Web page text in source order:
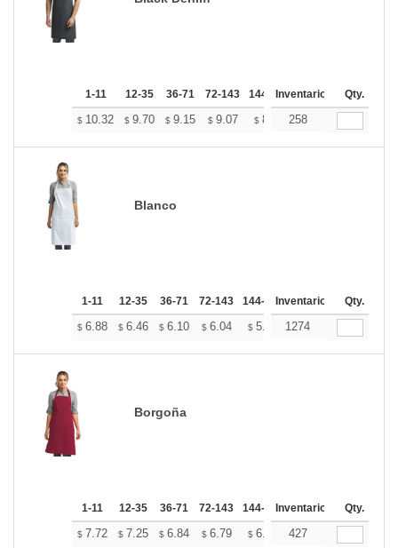
1-11 12-35 36-71 72-143 144-287 288 + Más
Inventario Qty.
$ 10.32 $ 9.70 $ 9.15 $ 9.07 $ 8.91 $
258
Blanco
1-11 12-35 36-71 72-143 144-287 288 + Más
Inventario Qty.
$ 6.88 $ 6.46 $ 6.10 $ 6.04 $ 5.94 $5.89
1274
Borgoña
1-11 12-35 36-71 72-143 144-287 288 + Más
Inventario Qty.
$ 7.72 $ 7.25 $ 6.84 $ 6.79 $ 6.67 $6.61
427